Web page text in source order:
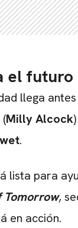
el futuro
llega
Milly Alcock
.
lista para
Tomorrow,
en acción.